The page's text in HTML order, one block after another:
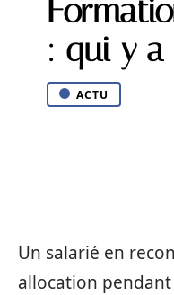
: qui y
ACTU
Un salarié en
allocation